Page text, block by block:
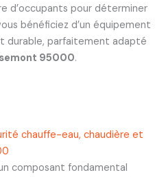
d’occupants pour déterminer
bénéficiez d’un équipement
durable, parfaitement adapté
95000.
chauffe-eau, chaudière et
composant fondamental